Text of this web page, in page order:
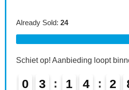
Already Sold: 24
Schiet op! Aanbieding loopt
0 3 1 4 2